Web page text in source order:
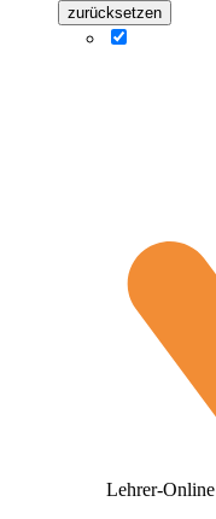
zurücksetzen
Lehrer-Online